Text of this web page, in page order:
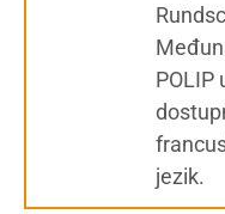
POLIP
jezik.